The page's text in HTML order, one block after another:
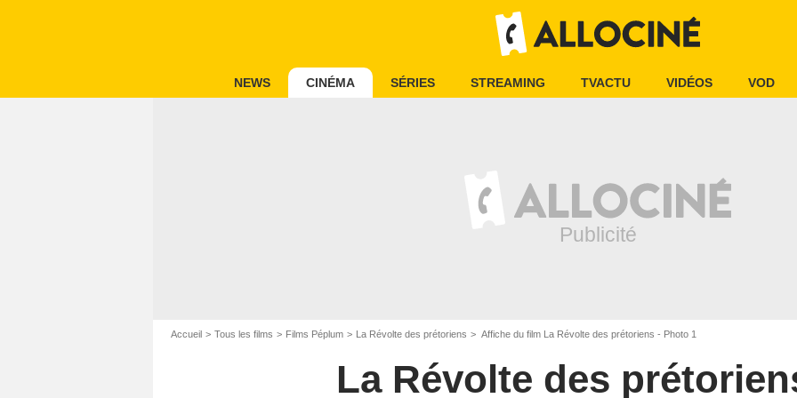
NEWS CINÉMA SÉRIES STREAMING TVACTU VIDÉOS VOD
Accueil Tous les films Films Péplum La Révolte des prétoriens Affiche du film La Révolte des prétoriens - Photo 1
La Révolte des